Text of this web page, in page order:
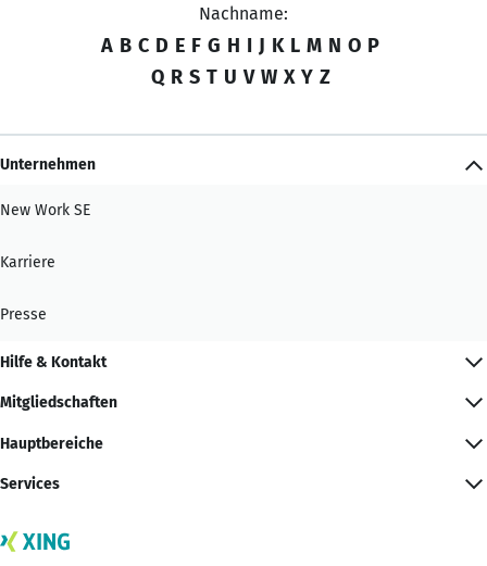
Nachname:
A B C D E F G H I J K L M N O P
Q R S T U V W X Y Z
Unternehmen
New Work SE
Karriere
Presse
Hilfe & Kontakt
Mitgliedschaften
Hauptbereiche
Services